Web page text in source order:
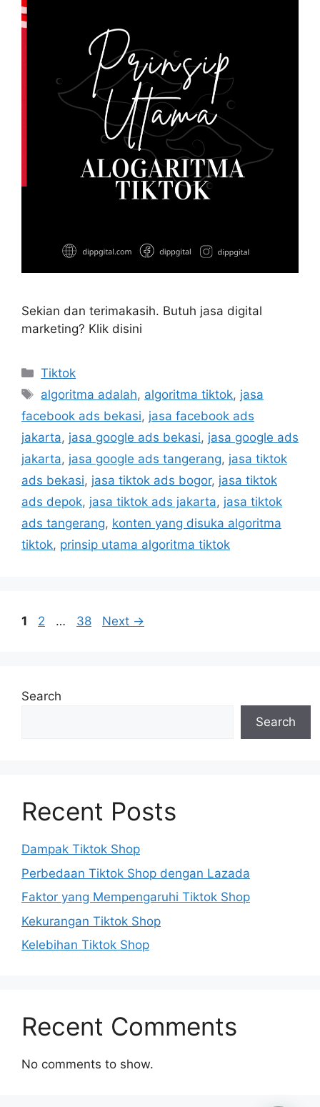
Sekian dan terimakasih. Butuh jasa digital
marketing? Klik disini
Tiktok
algoritma adalah, algoritma tiktok, jasa
facebook ads bekasi, jasa facebook ads
jakarta, jasa google ads bekasi, jasa google ads
jakarta, jasa google ads tangerang, jasa tiktok
ads bekasi, jasa tiktok ads bogor, jasa tiktok
ads depok, jasa tiktok ads jakarta, jasa tiktok
ads tangerang, konten yang disuka algoritma
tiktok, prinsip utama algoritma tiktok
1 2 … 38 Next →
Search
Search
Recent Posts
Dampak Tiktok Shop
Perbedaan Tiktok Shop dengan Lazada
Faktor yang Mempengaruhi Tiktok Shop
Kekurangan Tiktok Shop
Kelebihan Tiktok Shop
Recent Comments
No comments to show.